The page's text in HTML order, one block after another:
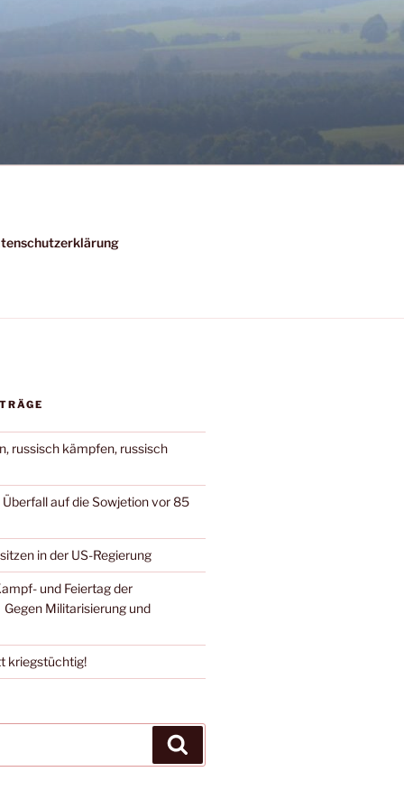
russisch kämpfen, russisch
auf die Sowjetion vor 85
in der US-Regierung
und Feiertag der
Militarisierung und
kriegstüchtig!